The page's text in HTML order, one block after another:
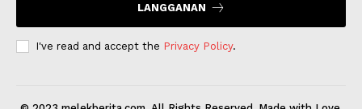
LANGGANAN
I've read and accept the Privacy Policy.